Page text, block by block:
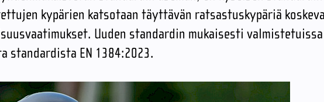
kypärien katsotaan täyttävän ratsastuskypäriä
Uuden standardin mukaisesti
standardista EN 1384:2023.